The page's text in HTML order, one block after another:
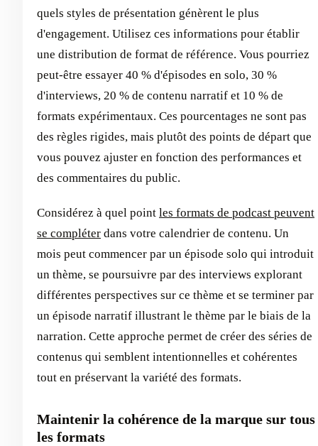
quels styles de présentation génèrent le plus
d'engagement. Utilisez ces informations pour établir
une distribution de format de référence. Vous pourriez
peut-être essayer 40 % d'épisodes en solo, 30 %
d'interviews, 20 % de contenu narratif et 10 % de
formats expérimentaux. Ces pourcentages ne sont pas
des règles rigides, mais plutôt des points de départ que
vous pouvez ajuster en fonction des performances et
des commentaires du public.
Considérez à quel point les formats de podcast peuvent
se compléter dans votre calendrier de contenu. Un
mois peut commencer par un épisode solo qui introduit
un thème, se poursuivre par des interviews explorant
différentes perspectives sur ce thème et se terminer par
un épisode narratif illustrant le thème par le biais de la
narration. Cette approche permet de créer des séries de
contenus qui semblent intentionnelles et cohérentes
tout en préservant la variété des formats.
Maintenir la cohérence de la marque sur tous
les formats